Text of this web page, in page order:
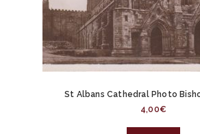
St Albans Cathedral Photo
4,00€